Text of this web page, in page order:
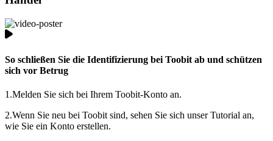
So schließen Sie die Identifizierung bei Toobit ab und schützen
sich vor Betrug
1.Melden Sie sich bei Ihrem Toobit-Konto an.
2.Wenn Sie neu bei Toobit sind, sehen Sie sich unser Tutorial an,
wie Sie ein Konto erstellen.